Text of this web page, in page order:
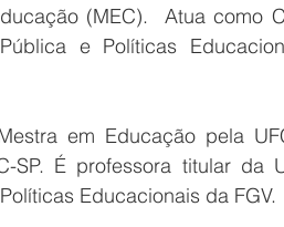
(MEC).  Atua como
e Políticas
em Educação pela
SP. É professora titular da
Educacionais da FGV.